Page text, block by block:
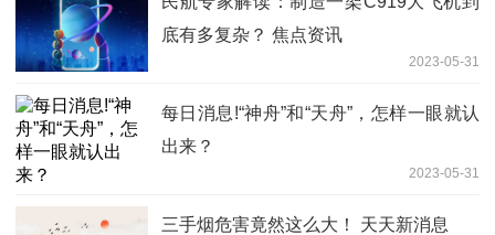
底有多复杂？ 焦点资讯
2023-05-31
每日消息!“神舟”和“天舟”，怎样一眼就认
出来？
2023-05-31
三手烟危害竟然这么大！ 天天新消息